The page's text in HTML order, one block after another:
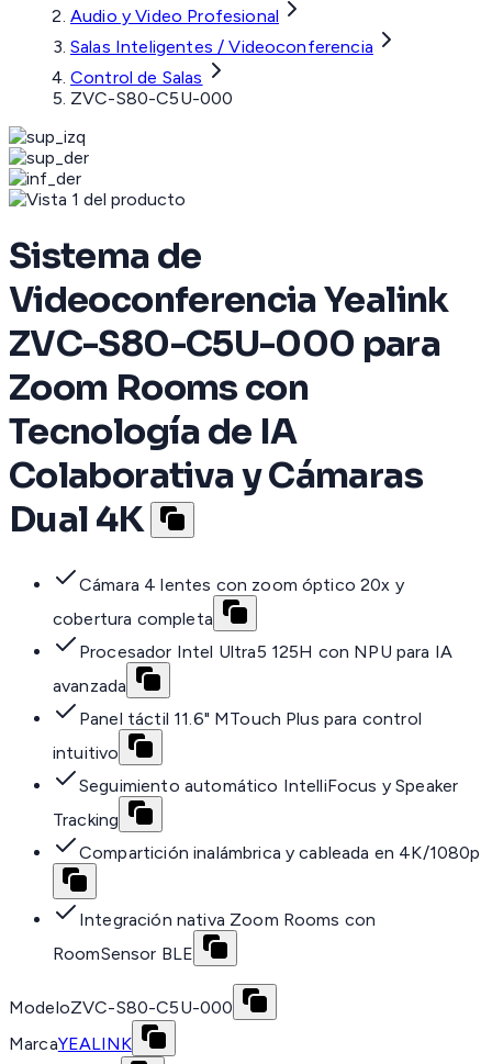
Audio y Video Profesional
Salas Inteligentes / Videoconferencia
Control de Salas
ZVC-S80-C5U-000
Sistema de
Videoconferencia Yealink
ZVC-S80-C5U-000 para
Zoom Rooms con
Tecnología de IA
Colaborativa y Cámaras
Dual 4K
Cámara 4 lentes con zoom óptico 20x y
cobertura completa
Procesador Intel Ultra5 125H con NPU para IA
avanzada
Panel táctil 11.6" MTouch Plus para control
intuitivo
Seguimiento automático IntelliFocus y Speaker
Tracking
Compartición inalámbrica y cableada en 4K/1080p
Integración nativa Zoom Rooms con
RoomSensor BLE
ModeloZVC-S80-C5U-000
MarcaYEALINK